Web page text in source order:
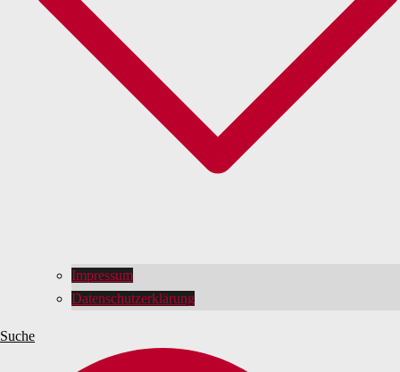
Impressum
Datenschutzerklärung
Suche